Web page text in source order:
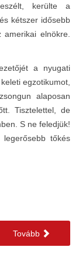
kerülte a
kétszer idősebb
elnökre.
a nyugati
egzotikumot,
alaposan
Tisztelettel, de
S ne feledjük!
tőkés
Tovább